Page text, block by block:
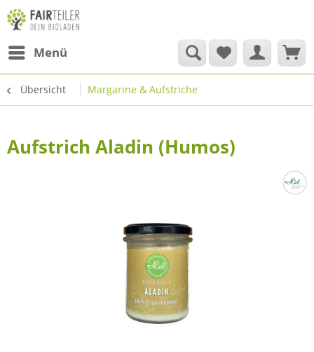
Menü
Übersicht Margarine & Aufstriche
Aufstrich Aladin (Humos)